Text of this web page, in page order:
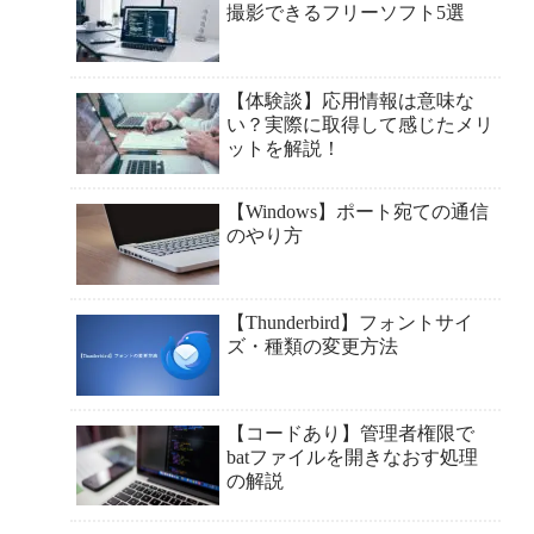
撮影できるフリーソフト5選
【体験談】応用情報は意味な
い？実際に取得して感じたメリ
ットを解説！
【Windows】ポート宛ての通信
のやり方
【Thunderbird】フォントサイ
ズ・種類の変更方法
【コードあり】管理者権限で
batファイルを開きなおす処理
の解説